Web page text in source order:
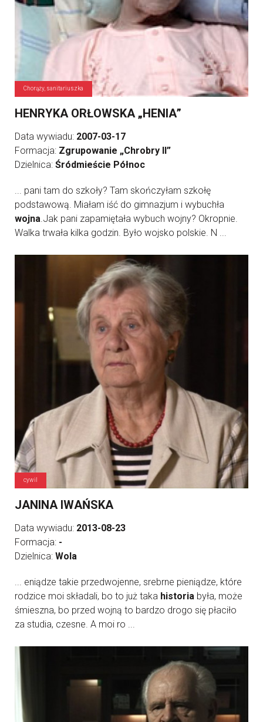
Chorąży, sanitariuszka
HENRYKA ORŁOWSKA „HENIA”
Data wywiadu: 2007-03-17
Formacja: Zgrupowanie „Chrobry II”
Dzielnica: Śródmieście Północ
... pani tam do szkoły? Tam skończyłam szkołę
podstawową. Miałam iść do gimnazjum i wybuchła
wojna.Jak pani zapamiętała wybuch wojny? Okropnie.
Walka trwała kilka godzin. Było wojsko polskie. N ...
cywil
JANINA IWAŃSKA
Data wywiadu: 2013-08-23
Formacja: -
Dzielnica: Wola
... eniądze takie przedwojenne, srebrne pieniądze, które
rodzice moi składali, bo to już taka historia była, może
śmieszna, bo przed wojną to bardzo drogo się płaciło
za studia, czesne. A moi ro ...